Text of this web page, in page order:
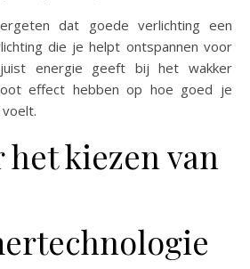
dat goede verlichting een
die je helpt ontspannen voor
energie geeft bij het wakker
effect hebben op hoe goed je
kiezen van